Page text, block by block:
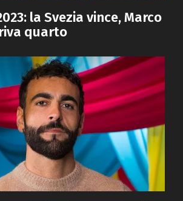
la Svezia vince, Marco
quarto